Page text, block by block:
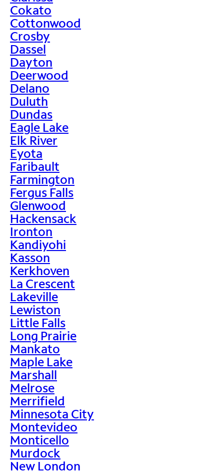
Cokato
Cottonwood
Crosby
Dassel
Dayton
Deerwood
Delano
Duluth
Dundas
Eagle Lake
Elk River
Eyota
Faribault
Farmington
Fergus Falls
Glenwood
Hackensack
Ironton
Kandiyohi
Kasson
Kerkhoven
La Crescent
Lakeville
Lewiston
Little Falls
Long Prairie
Mankato
Maple Lake
Marshall
Melrose
Merrifield
Minnesota City
Montevideo
Monticello
Murdock
New London